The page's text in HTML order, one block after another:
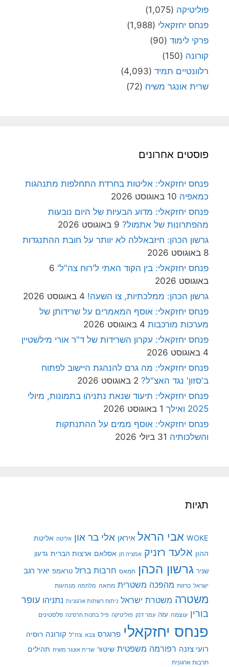
פוליטיקה (1,075)
פנחס יחזקאלי (1,988)
פרקי לימוד (90)
קורונה (150)
רלוונטיים תמיד (4,093)
שרית אונגר משיח (72)
פוסטים אחרונים
פנחס יחזקאלי: אליטות בחרדת התחלפות מתנהגות
כמאפיה 10 באוגוסט 2026
פנחס יחזקאלי: מדוע הבעיות של היום נובעות
מהפתרונות של אתמול? 9 באוגוסט 2026
גרשון הכהן: חיזבאללה לא יוותר על חובת ההתנגדות
8 באוגוסט 2026
פנחס יחזקאלי: בין הקוד האתי ל'רוח צה"ל' 6
באוגוסט 2026
גרשון הכהן: ממלכתיות, צו השעה! 4 באוגוסט 2026
פנחס יחזקאלי: אוסף המאמרים על שרידותן של
מערכות מורכבות 4 באוגוסט 2026
פנחס יחזקאלי: עקרון השרידות של ד"ר אורי מילשטיין
4 באוגוסט 2026
פנחס יחזקאלי: מה גרם להנהגת היישוב לפתוח
ב'סזון' נגד האצ"ל? 2 באוגוסט 2026
פנחס יחזקאלי: תיעוד שנאת נתניהו בתמונות, מיולי
2025 ואילך
1 באוגוסט 2026
פנחס יחזקאלי: אוסף ממים על ההתנתקות
והשלכותיה 31 ביולי 2026
תגיות
WOKE אבי הראל איראן אלי בר און אליטה אליטת
ההון אלעד רזניק אמציה חן אסלאם ארצות הברית גדעון
שניר גרשון הכהן חמאס חרבות ברזל טראמפ יאיר רגב
ישראל כרזות מהפכה משטרית מחאה מלחמה מנהיגות
משטרה משטרת ישראל ניתוח רשתות ארגוניות נתניהו עופר
בורין עוצמה עזה עמר דנק פוליטיקה פיל בחנות חרסינה פלסטינים
פנחס יחזקאלי פרוגרס צבא צה"ל קורונה רוסיה
רועי צזנה רפורמה משפטית שיטור שרית אונגר משיח תהילים
תרבות ארגונית